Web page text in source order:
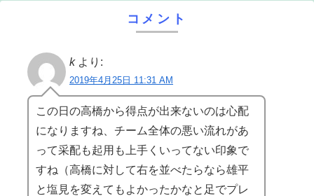
コメント
k より:
2019年4月25日 11:31 AM
この日の高橋から得点が出来ないのは心配
になりますね、チーム全体の悪い流れがあ
って采配も起用も上手くいってない印象で
すね（高橋に対して右を並べたらなら雄平
と塩見を変えてもよかったかなと足でプレ